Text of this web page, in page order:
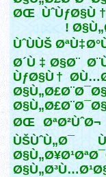
ØŒ
ÙˆÙÙŠ
Ø´Ù‡Ø§Ø¨
ÙƒØ§Ù†
ØŒ ØªØ²ÙˆØ¬